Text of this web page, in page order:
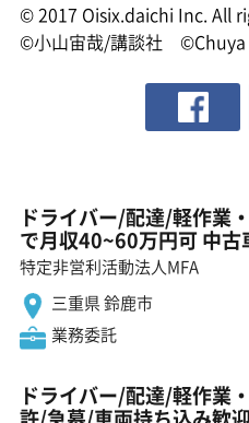
© 2017 Oisix.daichi Inc. All
©小山宙哉/講談社 ©Chuya
ドライバー/配達/軽作業
で月収40~60万円可 中古
特定非営利活動法人MFA
三重県 鈴鹿市
業務委託
ドライバー/配達/軽作業